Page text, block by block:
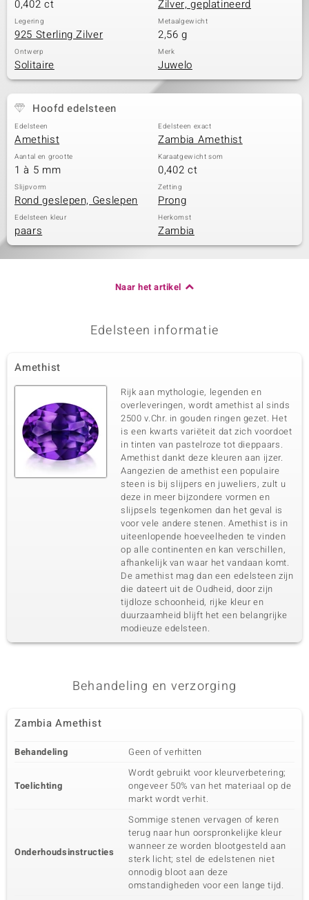
0,402 ct Zilver, geplatineerd
Legering
925 Sterling Zilver
Metaalgewicht
2,56 g
Ontwerp
Solitaire
Merk
Juwelo
Hoofd edelsteen
Edelsteen
Amethist
Edelsteen exact
Zambia Amethist
Aantal en grootte
1 à 5 mm
Karaatgewicht som
0,402 ct
Slijpvorm
Rond geslepen, Geslepen
Zetting
Prong
Edelsteen kleur
paars
Herkomst
Zambia
Naar het artikel
Edelsteen informatie
Amethist
Rijk aan mythologie, legenden en
overleveringen, wordt amethist al sinds
2500 v.Chr. in gouden ringen gezet. Het
is een kwarts variëteit dat zich voordoet
in tinten van pastelroze tot dieppaars.
Amethist dankt deze kleuren aan ijzer.
Aangezien de amethist een populaire
steen is bij slijpers en juweliers, zult u
deze in meer bijzondere vormen en
slijpsels tegenkomen dan het geval is
voor vele andere stenen. Amethist is in
uiteenlopende hoeveelheden te vinden
op alle continenten en kan verschillen,
afhankelijk van waar het vandaan komt.
De amethist mag dan een edelsteen zijn
die dateert uit de Oudheid, door zijn
tijdloze schoonheid, rijke kleur en
duurzaamheid blijft het een belangrijke
modieuze edelsteen.
Behandeling en verzorging
Zambia Amethist
Behandeling Geen of verhitten
Toelichting
Wordt gebruikt voor kleurverbetering;
ongeveer 50% van het materiaal op de
markt wordt verhit.
Onderhoudsinstructies
Sommige stenen vervagen of keren
terug naar hun oorspronkelijke kleur
wanneer ze worden blootgesteld aan
sterk licht; stel de edelstenen niet
onnodig bloot aan deze
omstandigheden voor een lange tijd.